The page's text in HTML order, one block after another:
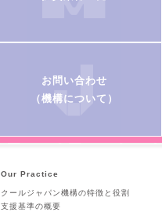
お問い合わせ
（機構について）
Our Practice
クールジャパン機構の特徴と役割
支援基準の概要